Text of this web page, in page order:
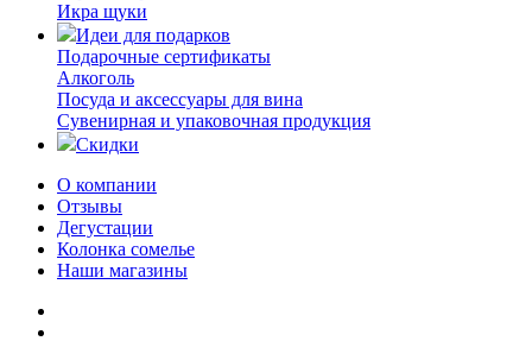
Икра щуки
Идеи для подарков
Подарочные сертификаты
Алкоголь
Посуда и аксессуары для вина
Сувенирная и упаковочная продукция
Скидки
О компании
Отзывы
Дегустации
Колонка сомелье
Наши магазины